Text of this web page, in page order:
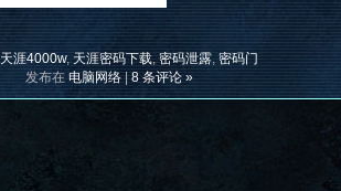
天涯4000w, 天涯密码下载, 密码泄露, 密码门
发布在 电脑网络 |8 条评论 »